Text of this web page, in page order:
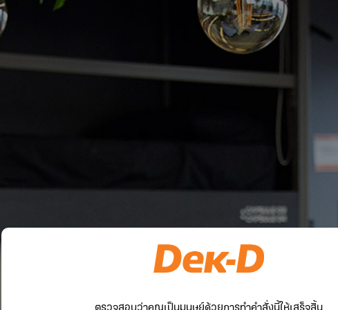
ตรวจสอบว่าคุณเป็นมนุษย์ด้วยการทำคำสั่งนี้ให้เสร็จสิ้น